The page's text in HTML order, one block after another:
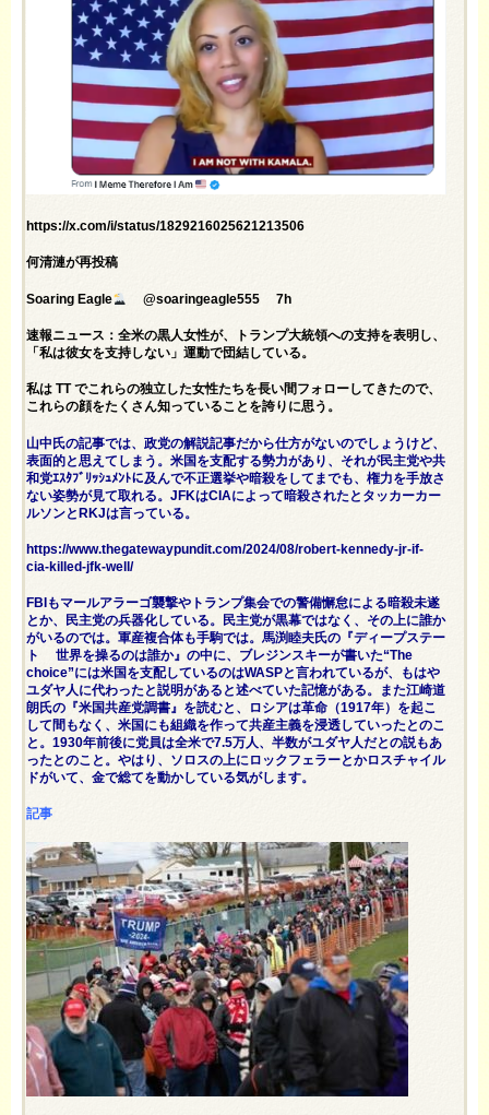
https://x.com/i/status/1829216025621213506
何清漣が再投稿
Soaring Eagle @soaringeagle555 7h
速報ニュース：全米の黒人女性が、トランプ大統領への支持を表明し、
「私は彼女を支持しない」運動で団結している。
私は TT でこれらの独立した女性たちを長い間フォローしてきたので、
これらの顔をたくさん知っていることを誇りに思う。
山中氏の記事では、政党の解説記事だから仕方がないのでしょうけど、
表面的と思えてしまう。米国を支配する勢力があり、それが民主党や共
和党ｴｽﾀﾌﾞﾘｯｼｭﾒﾝﾄに及んで不正選挙や暗殺をしてまでも、権力を手放さ
ない姿勢が見て取れる。JFKはCIAによって暗殺されたとタッカーカー
ルソンとRKJは言っている。
https://www.thegatewaypundit.com/2024/08/robert-kennedy-jr-if-
cia-killed-jfk-well/
FBIもマールアラーゴ襲撃やトランプ集会での警備懈怠による暗殺未遂
とか、民主党の兵器化している。民主党が黒幕ではなく、その上に誰か
がいるのでは。軍産複合体も手駒では。馬渕睦夫氏の『ディープステー
ト 世界を操るのは誰か』の中に、ブレジンスキーが書いた“The
choice”には米国を支配しているのはWASPと言われているが、もはや
ユダヤ人に代わったと説明があると述べていた記憶がある。また江崎道
朗氏の『米国共産党調書』を読むと、ロシアは革命（1917年）を起こ
して間もなく、米国にも組織を作って共産主義を浸透していったとのこ
と。1930年前後に党員は全米で7.5万人、半数がユダヤ人だとの説もあ
ったとのこと。やはり、ソロスの上にロックフェラーとかロスチャイル
ドがいて、金で総てを動かしている気がします。
記事